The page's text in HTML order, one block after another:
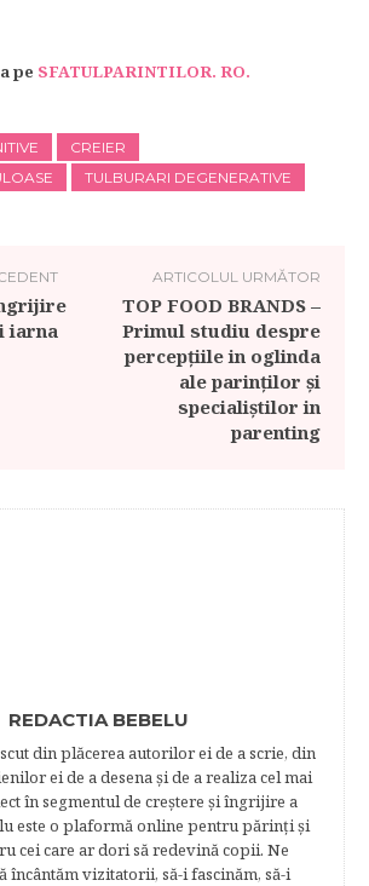
pe SFATULPARINTILOR. RO.
CREIER
TULBURARI DEGENERATIVE
iarna
ARTICOLUL URMĂTOR
TOP FOOD BRANDS –
Primul studiu despre
percepţiile in oglinda
ale parinţilor şi
specialiştilor in
parenting
REDACTIA BEBELU
din plăcerea autorilor ei de a scrie, din
ei de a desena şi de a realiza cel mai
în segmentul de creştere şi îngrijire a
este o plaformă online pentru părinţi şi
cei care ar dori să redevină copii. Ne
încântăm vizitatorii, să-i fascinăm, să-i